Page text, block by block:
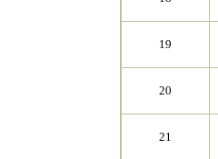
19
20
21